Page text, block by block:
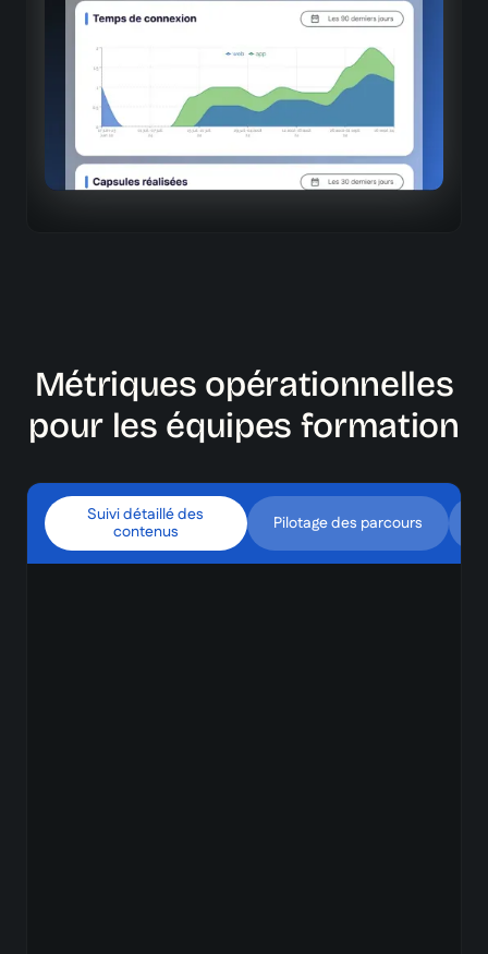
Progression des compétences
Évolution mesurable des savoirs et savoir-faire
Benchmarks internes
Comparaison des performances entre départements,
régions ou entités
Métriques opérationnelles
pour les équipes formation
Suivi détaillé des
contenus
Pilotage des parcours